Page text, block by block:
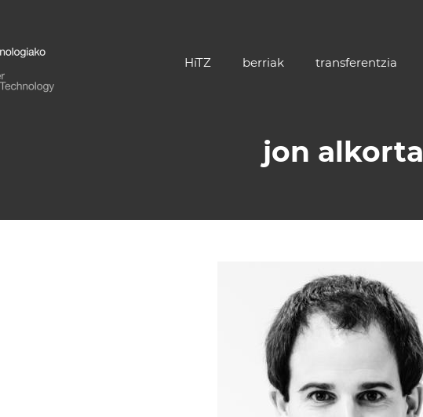
HiTZ berriak transferentzia
jon alkorta